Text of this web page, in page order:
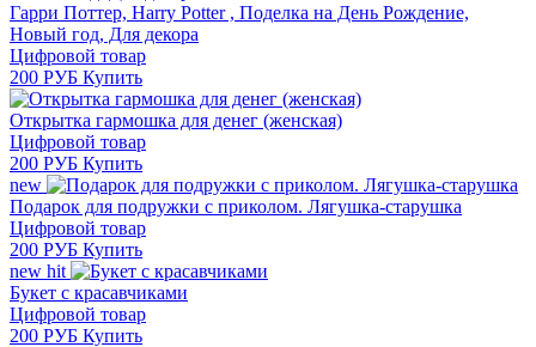
Гарри Поттер, Harry Potter , Поделка на День Рождение,
Новый год, Для декора
Цифровой товар
200 РУБ Купить
Открытка гармошка для денег (женская)
Цифровой товар
200 РУБ Купить
new
Подарок для подружки с приколом. Лягушка-старушка
Цифровой товар
200 РУБ Купить
new hit
Букет с красавчиками
Цифровой товар
200 РУБ Купить